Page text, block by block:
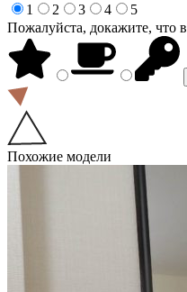
1
2 3 4
5
Пожалуйста, докажите, что
Похожие модели